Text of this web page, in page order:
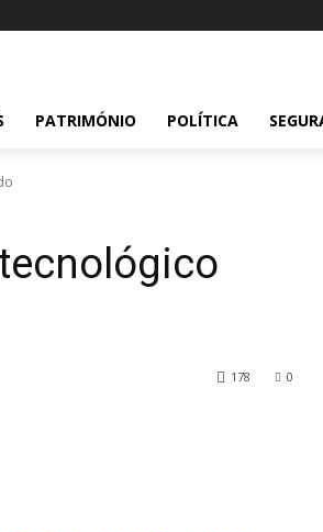
PATRIMÓNIO POLÍTICA
0
178